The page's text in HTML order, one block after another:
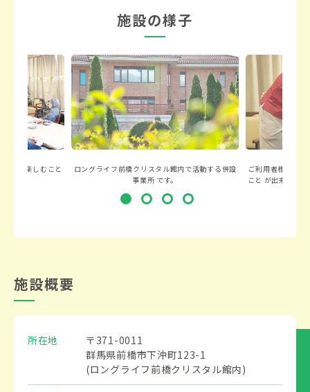
施設の様子
トを楽しむこと
ロングライフ前橋クリスタル館内で活動する併設
事業所 です。
ご利用者様が可
こと が出来るよ
施設概要
所在地
〒371-0011
群馬県前橋市下沖町123-1
(ロングライフ前橋クリスタル館内)